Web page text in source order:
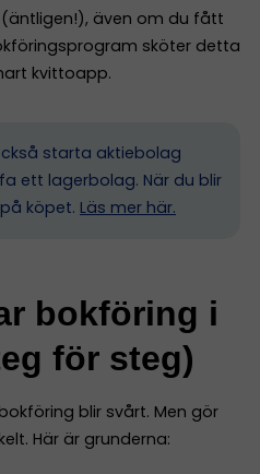
även om du fått
sköter detta
kvittoapp.
starta aktiebolag
ett lagerbolag. När du blir
köpet. Läs mer här.
bokföring i
för steg)
blir svårt. Men gör
Här är grunderna: